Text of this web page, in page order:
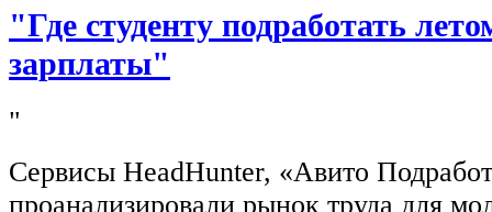
"Где студенту подработать
зарплаты"
"
Сервисы HeadHunter, «Авито
проанализировали рынок труда для